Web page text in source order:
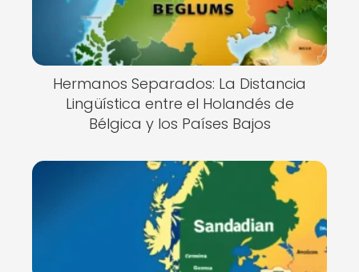
Hermanos Separados: La Distancia
Lingüística entre el Holandés de
Bélgica y los Países Bajos